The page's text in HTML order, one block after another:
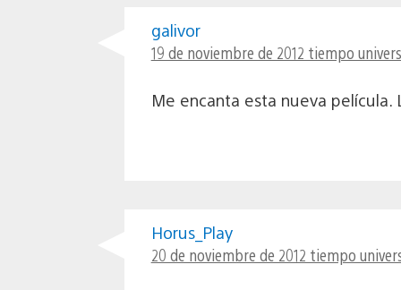
galivor
19 de noviembre de 2012 tiempo
Me encanta esta nueva película.
Horus_Play
20 de noviembre de 2012 tiempo